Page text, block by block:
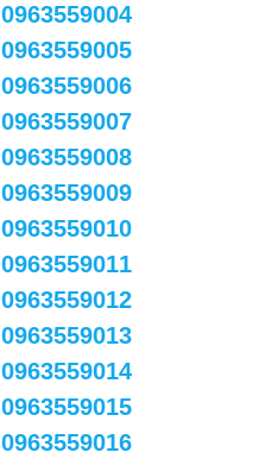
0963559004
0963559005
0963559006
0963559007
0963559008
0963559009
0963559010
0963559011
0963559012
0963559013
0963559014
0963559015
0963559016